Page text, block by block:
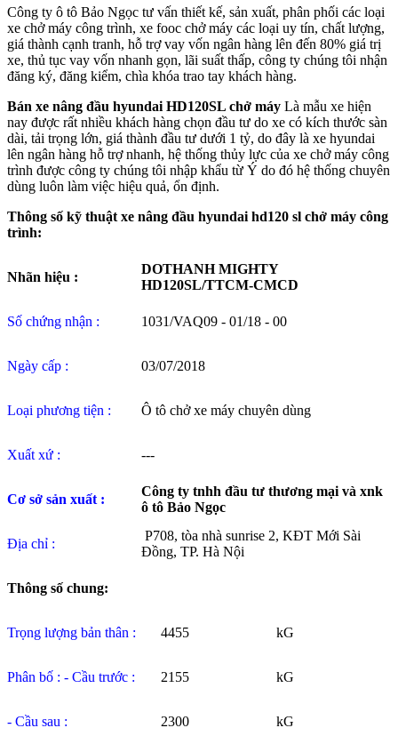
Công ty ô tô Bảo Ngọc tư vấn thiết kế, sản xuất, phân phối các loại
xe chở máy công trình, xe fooc chở máy các loại uy tín, chất lượng,
giá thành cạnh tranh, hỗ trợ vay vốn ngân hàng lên đến 80% giá trị
xe, thủ tục vay vốn nhanh gọn, lãi suất thấp, công ty chúng tôi nhận
đăng ký, đăng kiểm, chìa khóa trao tay khách hàng.
Bán xe nâng đầu hyundai HD120SL chở máy Là mẫu xe hiện
nay được rất nhiều khách hàng chọn đầu tư do xe có kích thước sàn
dài, tải trọng lớn, giá thành đầu tư dưới 1 tỷ, do đây là xe hyundai
lên ngân hàng hỗ trợ nhanh, hệ thống thủy lực của xe chở máy công
trình được công ty chúng tôi nhập khẩu từ Ý do đó hệ thống chuyên
dùng luôn làm việc hiệu quả, ổn định.
Thông số kỹ thuật xe nâng đầu hyundai hd120 sl chở máy công
trình:
Nhãn hiệu :
DOTHANH MIGHTY
HD120SL/TTCM-CMCD
Số chứng nhận : 1031/VAQ09 - 01/18 - 00
Ngày cấp : 03/07/2018
Loại phương tiện : Ô tô chở xe máy chuyên dùng
Xuất xứ : ---
Cơ sở sản xuất :
Công ty tnhh đầu tư thương mại và xnk
ô tô Bảo Ngọc
Địa chỉ :
P708, tòa nhà sunrise 2, KĐT Mới Sài
Đồng, TP. Hà Nội
Thông số chung:
Trọng lượng bản thân : 4455 kG
Phân bố : - Cầu trước : 2155 kG
- Cầu sau : 2300 kG